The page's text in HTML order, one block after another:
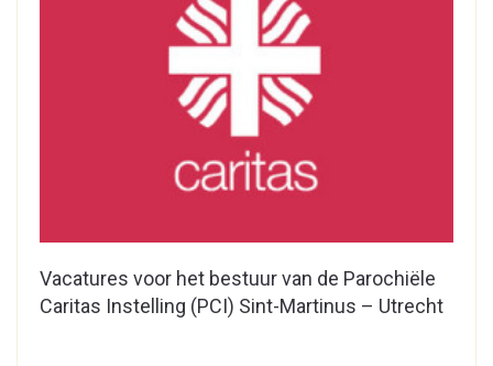
Vacatures voor het bestuur van de Parochiële
Caritas Instelling (PCI) Sint-Martinus – Utrecht